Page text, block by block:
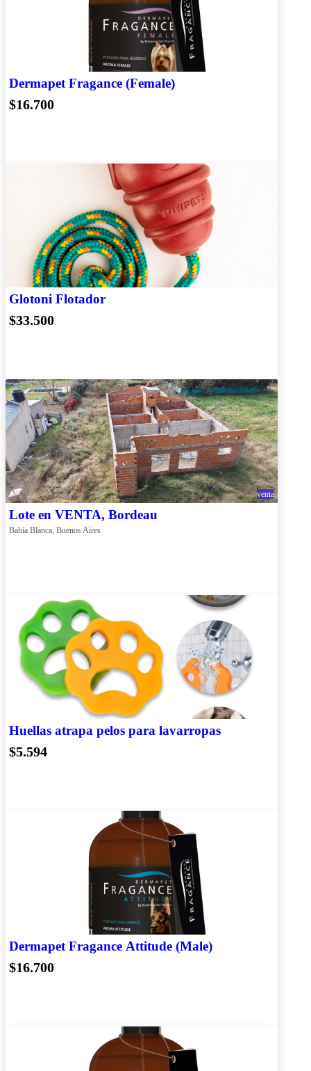
Dermapet Fragance (Female)
$16.700
Glotoni Flotador
$33.500
venta
Lote en VENTA, Bordeau
Bahía Blanca, Buenos Aires
Huellas atrapa pelos para lavarropas
$5.594
Dermapet Fragance Attitude (Male)
$16.700